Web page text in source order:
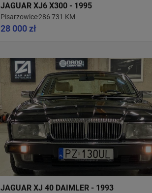
JAGUAR XJ6 X300 - 1995
Pisarzowice286 731 KM
28 000 zł
JAGUAR XJ 40 DAIMLER - 1993